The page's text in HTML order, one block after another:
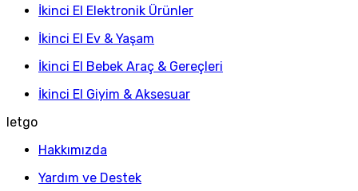
İkinci El Elektronik Ürünler
İkinci El Ev & Yaşam
İkinci El Bebek Araç & Gereçleri
İkinci El Giyim & Aksesuar
letgo
Hakkımızda
Yardım ve Destek